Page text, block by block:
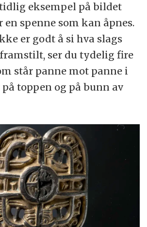
eksempel på bildet
en spenne som kan åpnes.
er godt å si hva slags
ser du tydelig fire
står panne mot panne i
toppen og på bunn av